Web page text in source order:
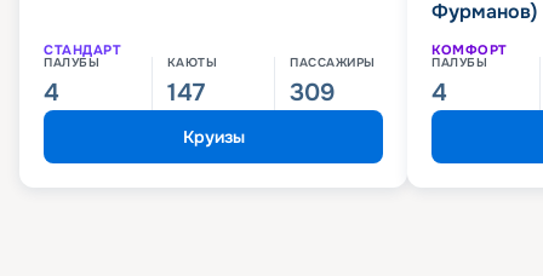
СТАНДАРТ
ПАЛУБЫ
4
КАЮТЫ
147
ПАССАЖИРЫ
309
Круизы
Фурманов)
КОМФОРТ
ПАЛУБЫ
4